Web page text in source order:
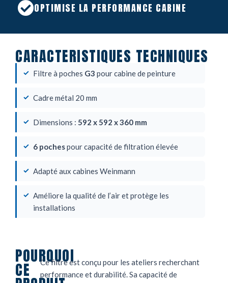
OPTIMISE LA PERFORMANCE CABINE
CARACTERISTIQUES TECHNIQUES
Filtre à poches G3 pour cabine de peinture
Cadre métal 20 mm
Dimensions : 592 x 592 x 360 mm
6 pochespour capacité de filtration élevée
Adapté aux cabines Weinmann
Améliore la qualité de l’air et protège les
installations
POURQUOI
CE
Ce filtre est conçu pour les ateliers recherchant
performance et durabilité. Sa capacité de